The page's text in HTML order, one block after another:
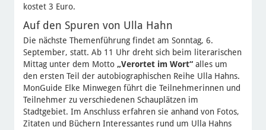
kostet 3 Euro.
Auf den Spuren von Ulla Hahn
Die nächste Themenführung findet am Sonntag, 6.
September, statt. Ab 11 Uhr dreht sich beim literarischen
Mittag unter dem Motto „Verortet im Wort“alles um
den ersten Teil der autobiographischen Reihe Ulla Hahns.
MonGuide Elke Minwegen führt die Teilnehmerinnen und
Teilnehmer zu verschiedenen Schauplätzen im
Stadtgebiet. Im Anschluss erfahren sie anhand von Fotos,
Zitaten und Büchern Interessantes rund um Ulla Hahns